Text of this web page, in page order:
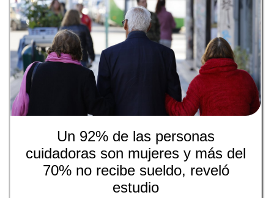
Un 92% de las personas
cuidadoras son mujeres y más del
70% no recibe sueldo, reveló
estudio